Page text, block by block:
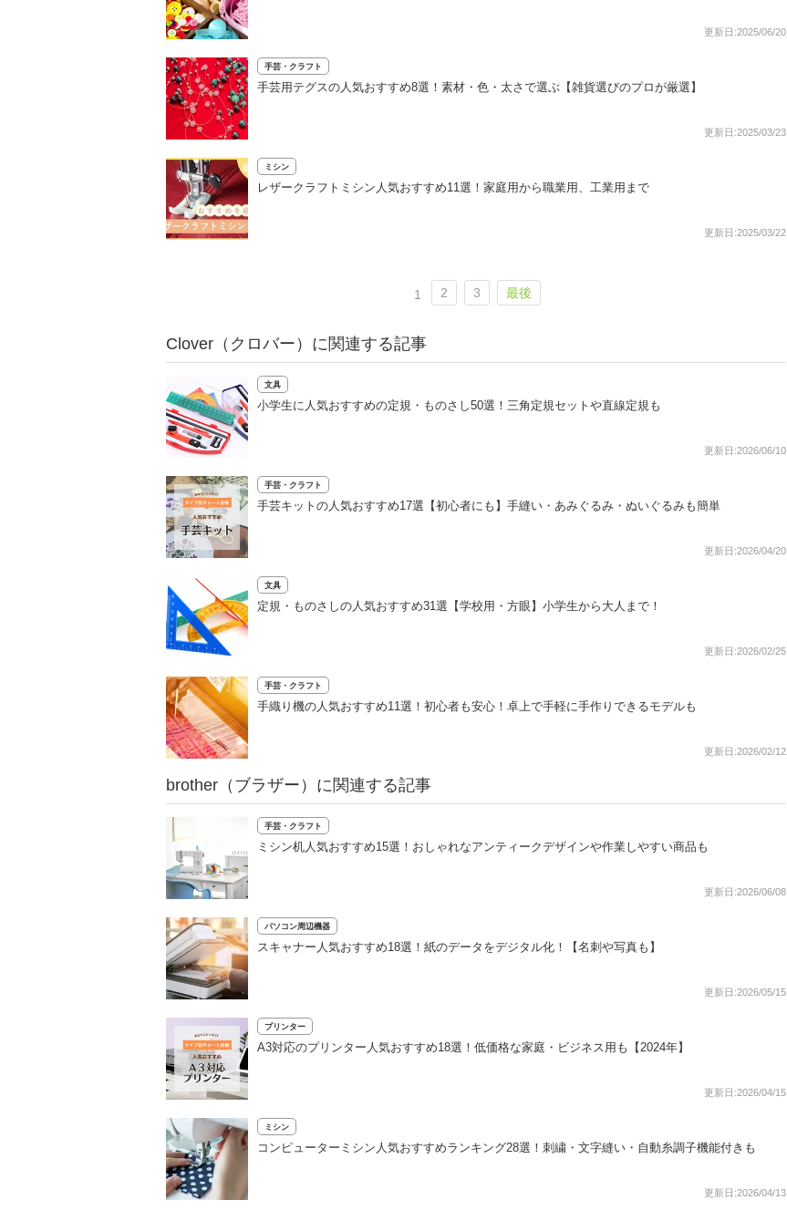
更新日:2025/06/20
手芸・クラフト
手芸用テグスの人気おすすめ8選！素材・色・太さで選ぶ【雑貨選びのプロが厳選】
更新日:2025/03/23
ミシン
レザークラフトミシン人気おすすめ11選！家庭用から職業用、工業用まで
更新日:2025/03/22
1 2 3 最後
Clover（クロバー）に関連する記事
文具
小学生に人気おすすめの定規・ものさし50選！三角定規セットや直線定規も
更新日:2026/06/10
手芸・クラフト
手芸キットの人気おすすめ17選【初心者にも】手縫い・あみぐるみ・ぬいぐるみも簡単
更新日:2026/04/20
文具
定規・ものさしの人気おすすめ31選【学校用・方眼】小学生から大人まで！
更新日:2026/02/25
手芸・クラフト
手織り機の人気おすすめ11選！初心者も安心！卓上で手軽に手作りできるモデルも
更新日:2026/02/12
brother（ブラザー）に関連する記事
手芸・クラフト
ミシン机人気おすすめ15選！おしゃれなアンティークデザインや作業しやすい商品も
更新日:2026/06/08
パソコン周辺機器
スキャナー人気おすすめ18選！紙のデータをデジタル化！【名刺や写真も】
更新日:2026/05/15
プリンター
A3対応のプリンター人気おすすめ18選！低価格な家庭・ビジネス用も【2024年】
更新日:2026/04/15
ミシン
コンピューターミシン人気おすすめランキング28選！刺繍・文字縫い・自動糸調子機能付きも
更新日:2026/04/13